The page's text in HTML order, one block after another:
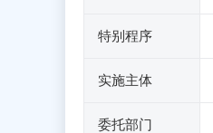
特别程序
实施主体
委托部门